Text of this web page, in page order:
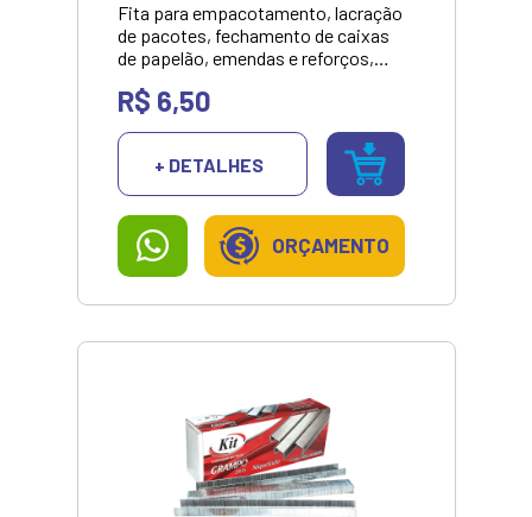
Fita para empacotamento, lacração
de pacotes, fechamento de caixas
de papelão, emendas e reforços,
diferenciação, uso geral.
R$ 6,50
+ DETALHES
ORÇAMENTO